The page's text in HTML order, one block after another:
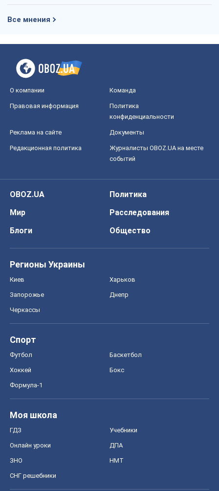
Все мнения
О компании Команда
Правовая информация
Политика
конфиденциальности
Реклама на сайте Документы
Редакционная политика
Журналисты OBOZ.UA на месте
событий
OBOZ.UA
Политика
Мир
Расследования
Блоги
Общество
Регионы Украины
Киев Харьков
Запорожье Днепр
Черкассы
Спорт
Футбол Баскетбол
Хоккей Бокс
Формула-1
Моя школа
ГДЗ Учебники
Онлайн уроки ДПА
ЗНО НМТ
СНГ решебники